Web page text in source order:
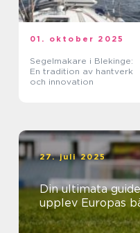
01. oktober 2025
Segelmakare i Blekinge:
En tradition av hantverk
och innovation
27. juli 2025
Din ultimata
upplev Europas